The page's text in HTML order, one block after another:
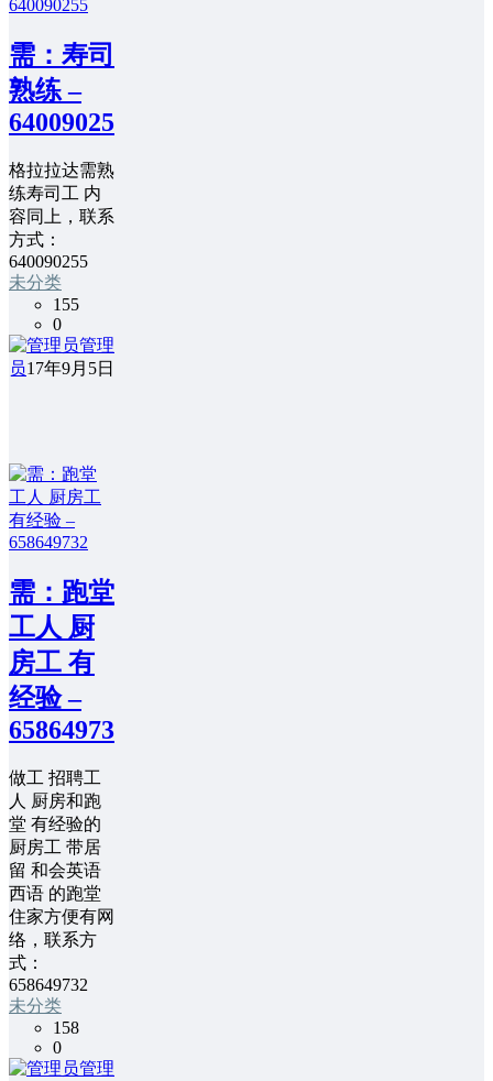
需：寿司
熟练 –
640090255
格拉拉达需熟
练寿司工 内
容同上，联系
方式：
640090255
未分类
155
0
管理
员17年9月5日
需：跑堂
工人 厨
房工 有
经验 –
658649732
做工 招聘工
人 厨房和跑
堂 有经验的
厨房工 带居
留 和会英语
西语 的跑堂
住家方便有网
络，联系方
式：
658649732
未分类
158
0
管理